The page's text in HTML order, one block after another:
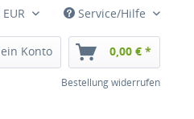
Service/Hilfe
Konto 0,00 € *
Bestellung widerrufen